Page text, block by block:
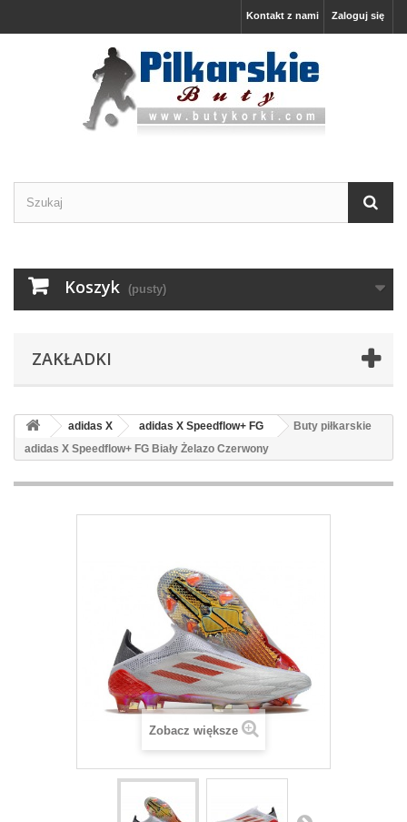
Zaloguj się
Kontakt z nami
Koszyk (pusty)
ZAKŁADKI
adidas X adidas X Speedflow+ FG
Buty piłkarskie
adidas X Speedflow+ FG Biały Żelazo Czerwony
Zobacz większe